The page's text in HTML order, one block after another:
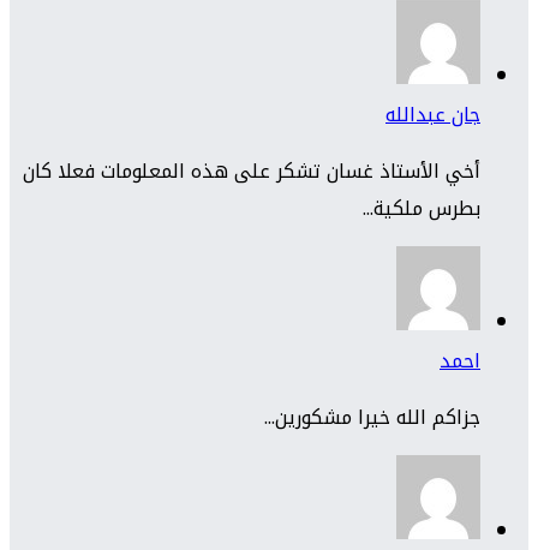
جان عبدالله
أخي الأستاذ غسان تشكر على هذه المعلومات فعلا كان
بطرس ملكية...
احمد
جزاكم الله خيرا مشكورين...